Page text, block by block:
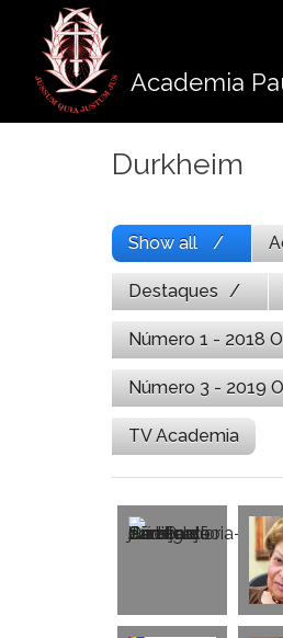
conteúdo
Academia
Durkheim
Show all
Destaques
Número 1 - 2018
Número 3 - 2019
TV Academia